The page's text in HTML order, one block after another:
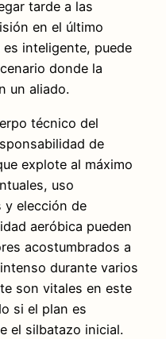
tarde a las
en el último
inteligente, puede
donde la
un aliado.
técnico del
de
explote al máximo
uso
y elección de
aeróbica pueden
acostumbrados a
durante varios
son vitales en este
si el plan es
el silbatazo inicial.